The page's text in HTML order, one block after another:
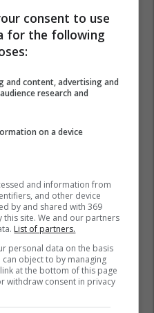
consent to use
for the following
and content, advertising and
research and
on a device
and information from
and other device
by and shared with 369
site. We and our partners
List of partners.
personal data on the basis
object to by managing
at the bottom of this page
withdraw consent in privacy